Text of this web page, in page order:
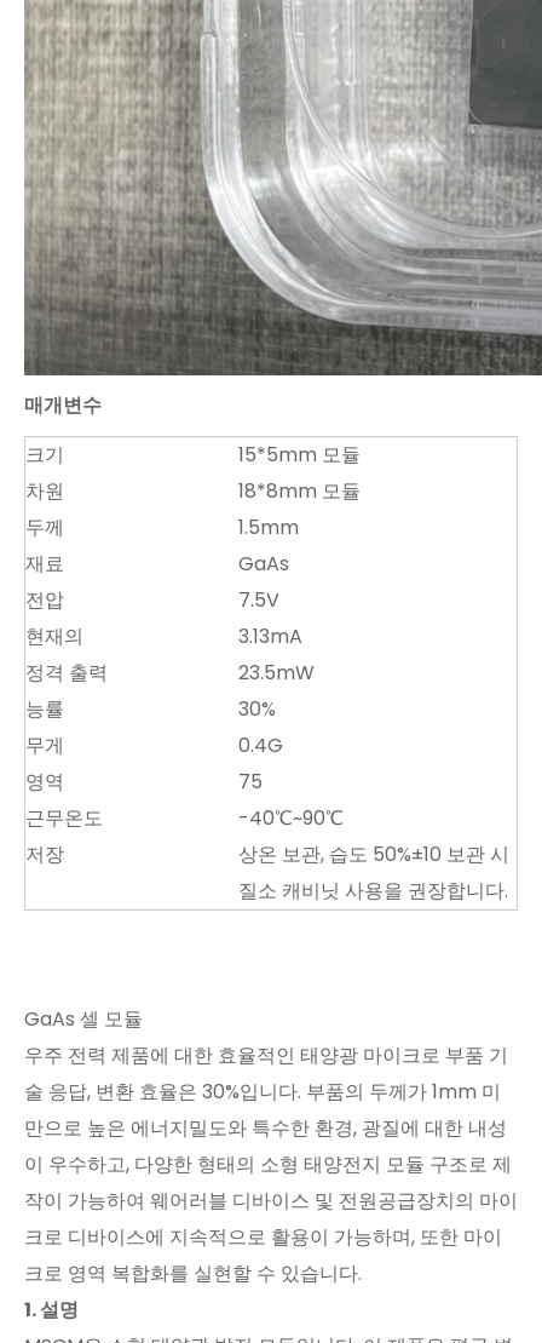
매개변수
크기
15*5mm 모듈
차원
18*8mm 모듈
두께
1.5mm
재료
GaAs
전압
7.5V
현재의
3.13mA
정격 출력
23.5mW
능률
30%
무게
0.4G
영역
75
근무온도
-40℃~90℃
저장
상온 보관, 습도 50%±10 보관 시
질소 캐비닛 사용을 권장합니다.
GaAs 셀 모듈
우주 전력 제품에 대한 효율적인 태양광 마이크로 부품 기
술 응답, 변환 효율은 30%입니다. 부품의 두께가 1mm 미
만으로 높은 에너지밀도와 특수한 환경, 광질에 대한 내성
이 우수하고, 다양한 형태의 소형 태양전지 모듈 구조로 제
작이 가능하여 웨어러블 디바이스 및 전원공급장치의 마이
크로 디바이스에 지속적으로 활용이 가능하며, 또한 마이
크로 영역 복합화를 실현할 수 있습니다.
1. 설명